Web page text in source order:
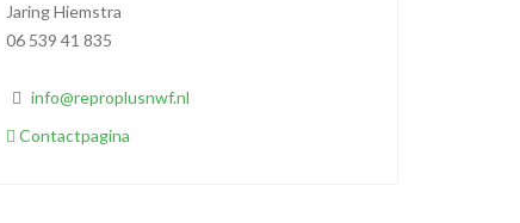
Jaring Hiemstra
06 539 41 835
info@reproplusnwf.nl
Contactpagina